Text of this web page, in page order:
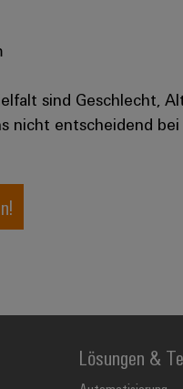
sind Geschlecht,
nicht entscheidend bei
Lösungen &